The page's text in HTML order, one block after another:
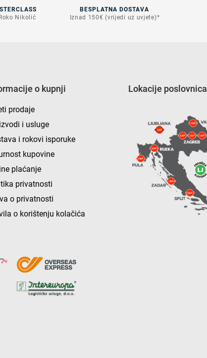
Nikolić
BESPLATNA DOSTAVA
Iznad 150€ (vrijedi uz uvjete)*
o kupnji
prodaje
i usluge
i rokovi isporuke
kupovine
plaćanje
privatnosti
o privatnosti
o korištenju kolačića
Lokacije poslovnica